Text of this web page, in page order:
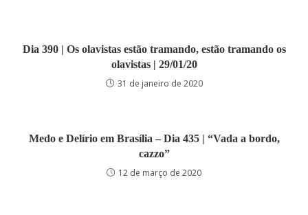
Dia 390 | Os olavistas estão tramando, estão tramando os
olavistas | 29/01/20
31 de janeiro de 2020
Medo e Delírio em Brasília – Dia 435 | “Vada a bordo,
cazzo”
12 de março de 2020